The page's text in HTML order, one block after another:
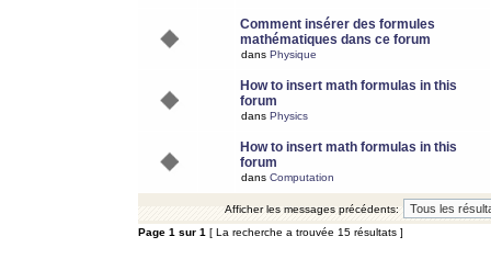
Comment insérer des formules
mathématiques dans ce forum
dans Physique
How to insert math formulas in this
forum
dans Physics
How to insert math formulas in this
forum
dans Computation
Afficher les messages précédents:
Page 1 sur 1 [ La recherche a trouvée 15 résultats ]